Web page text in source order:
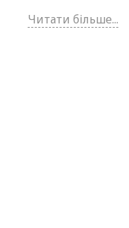
Читати більше...